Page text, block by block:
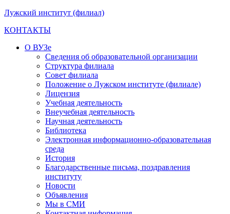
Лужский институт (филиал)
КОНТАКТЫ
О ВУЗе
Сведения об образовательной организации
Структура филиала
Совет филиала
Положение о Лужском институте (филиале)
Лицензия
Учебная деятельность
Внеучебная деятельность
Научная деятельность
Библиотека
Электронная информационно-образовательная
среда
История
Благодарственные письма, поздравления
институту
Новости
Объявления
Мы в СМИ